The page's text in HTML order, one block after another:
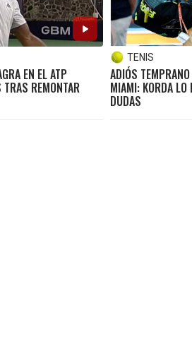
EN EL ATP
TRAS REMONTAR
TENIS
ADIÓS
MIAMI: KORDA LO
DUDAS